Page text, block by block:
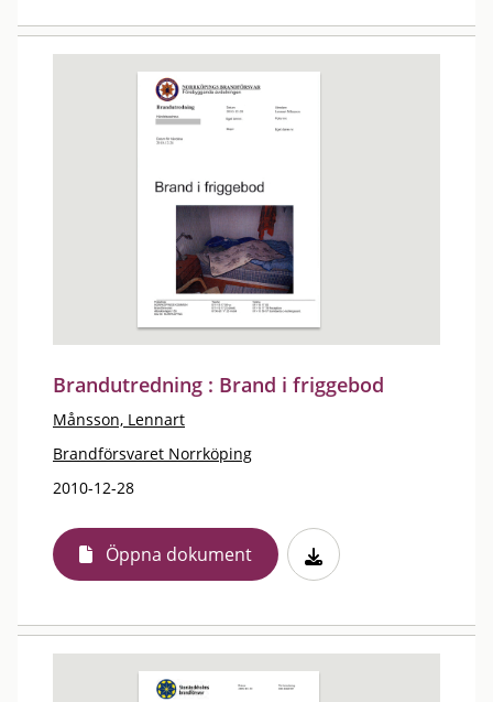
Brandutredning : Brand i friggebod
Månsson, Lennart
Brandförsvaret Norrköping
2010-12-28
Öppna dokument